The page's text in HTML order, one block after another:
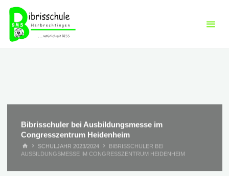
Skip
content
Bibrisschuler bei Ausbildungsmesse im
Congresszentrum Heidenheim
HOMESCHULJAHR 2023/2024
BIBRISSCHULER BEI
AUSBILDUNGSMESSE IM CONGRESSZENTRUM HEIDENHEIM